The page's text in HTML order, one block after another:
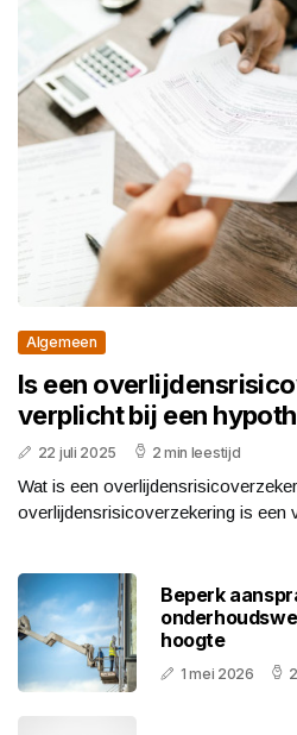
Algemeen
Is een
verplicht bij een
22 juli 2025 2 min leestijd
Wat is een
overlijdensrisicoverzekering is een
Beperk
hoogte
1 mei 2026